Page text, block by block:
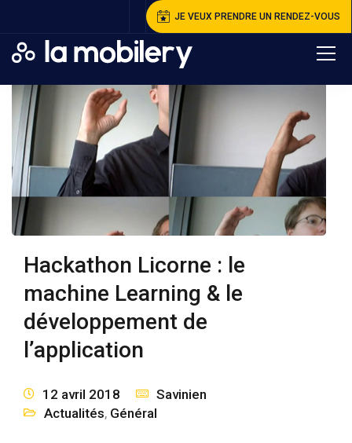
JE VEUX PRENDRE UN RENDEZ-VOUS
Hackathon Licorne : le
machine Learning & le
développement de
l’application
12 avril 2018
Savinien
Actualités, Général